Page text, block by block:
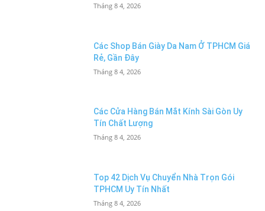
Tháng 8 4, 2026
Các Shop Bán Giày Da Nam Ở TPHCM Giá
Rẻ, Gần Đây
Tháng 8 4, 2026
Các Cửa Hàng Bán Mắt Kính Sài Gòn Uy
Tín Chất Lượng
Tháng 8 4, 2026
Top 42 Dịch Vụ Chuyển Nhà Trọn Gói
TPHCM Uy Tín Nhất
Tháng 8 4, 2026